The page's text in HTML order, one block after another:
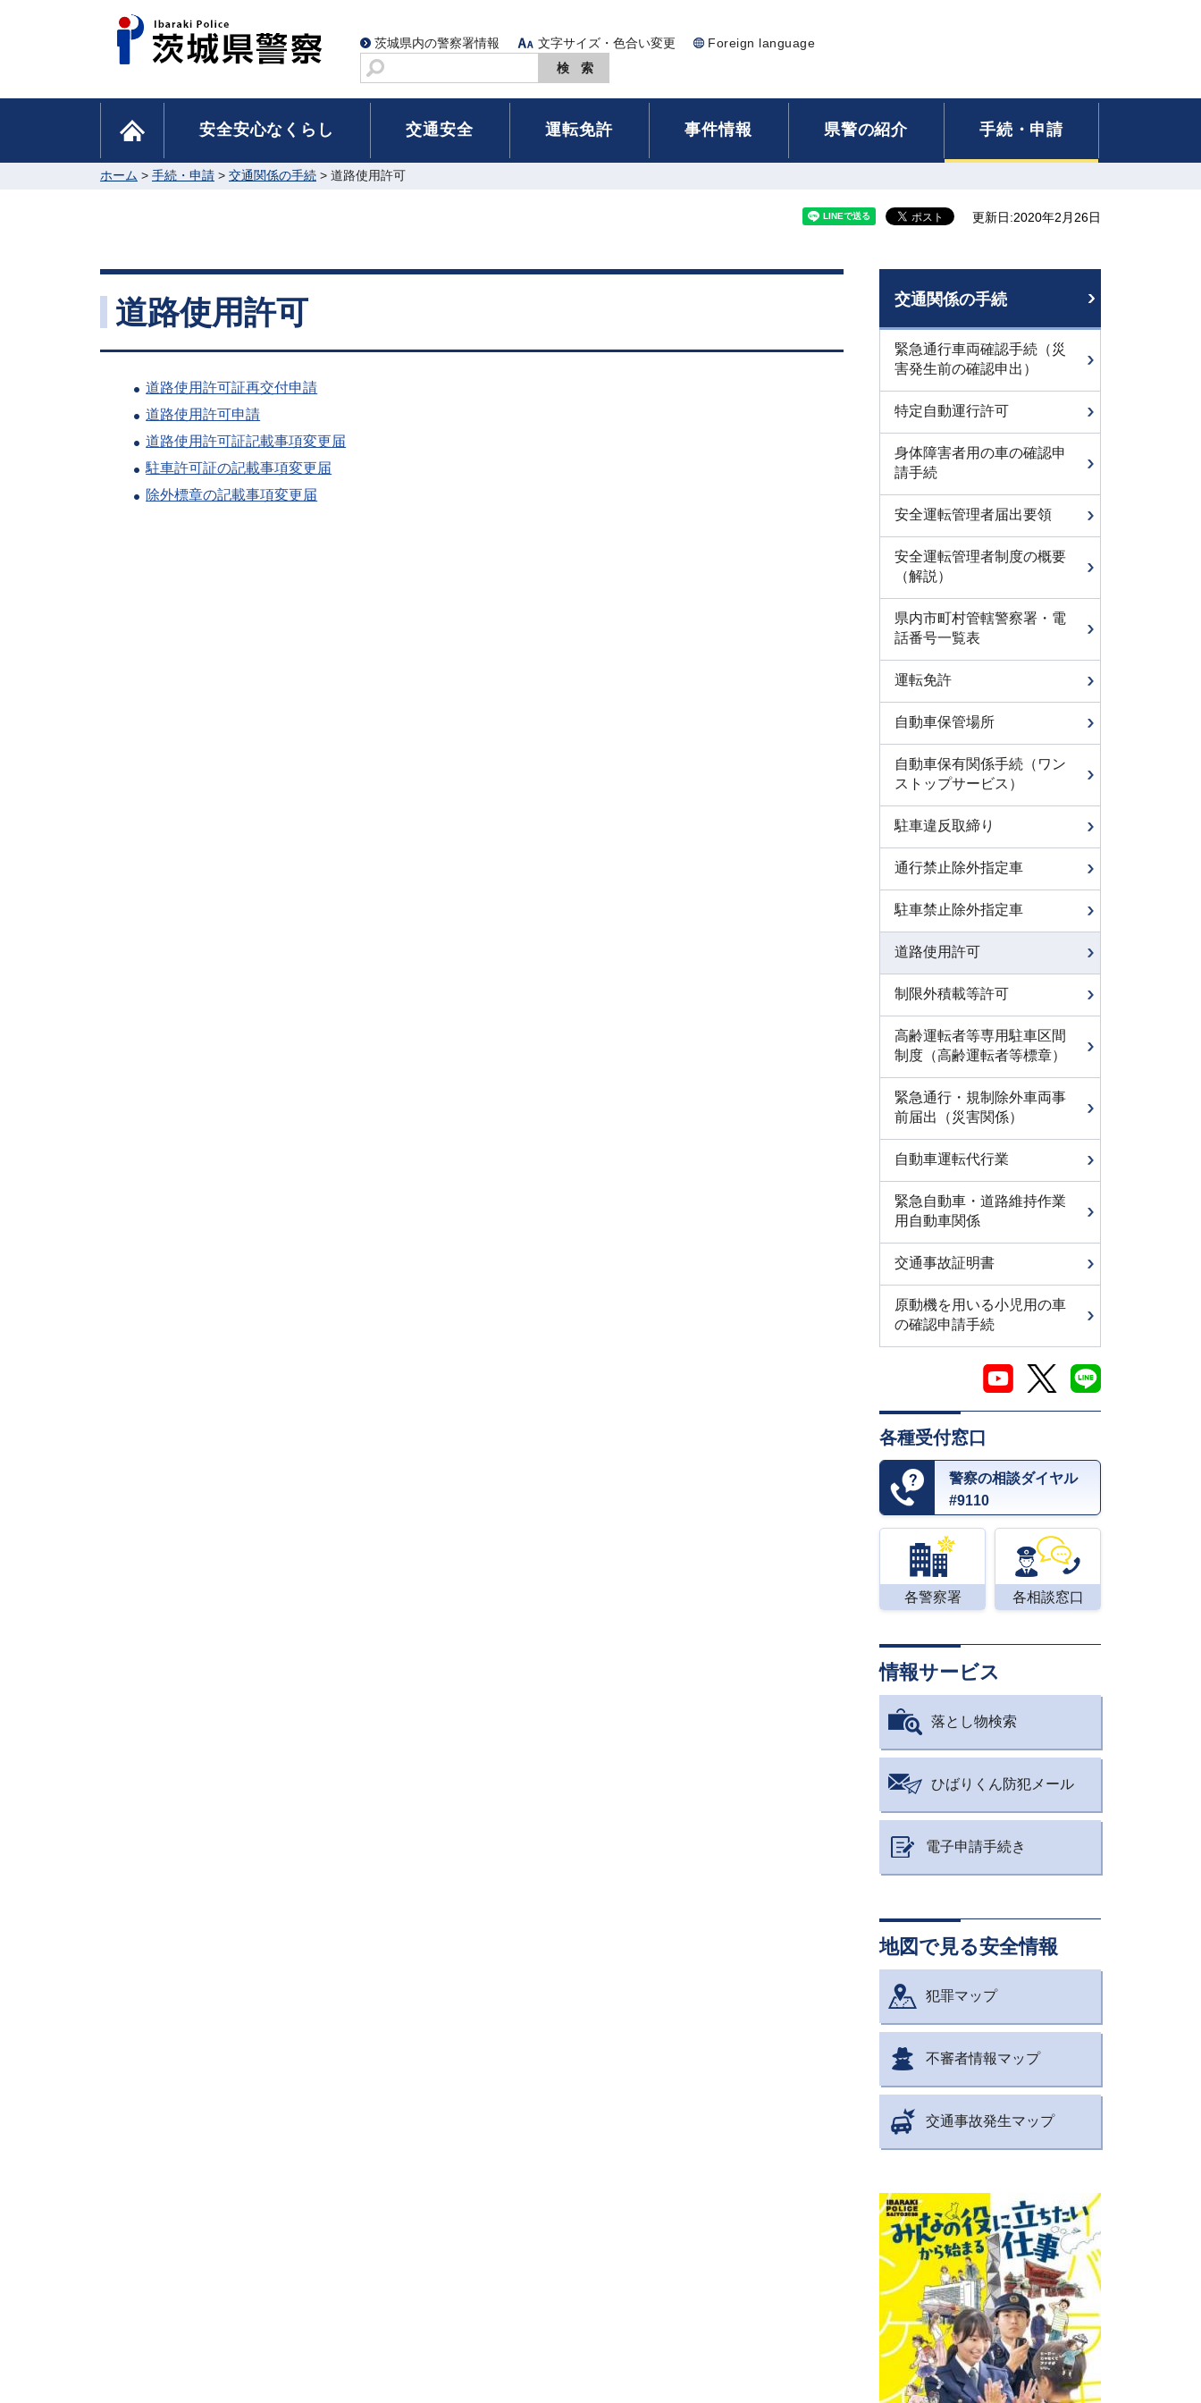
茨城県内の警察署情報 文字サイズ・色合い変更
Foreign language
サ
索
home 安全安心なくらし 交通安全 運転免許 事件情報 県警の紹介 手続・申請
ホーム > 手続・申請 > 交通関係の手続 > 道路使用許可
更新日:2020年2月26日
道路使用許可
道路使用許可証再交付申請
道路使用許可申請
道路使用許可証記載事項変更届
駐車許可証の記載事項変更届
除外標章の記載事項変更届
交通関係の手続
緊急通行車両確認手続（災
害発生前の確認申出）
特定自動運行許可
身体障害者用の車の確認申
請手続
安全運転管理者届出要領
安全運転管理者制度の概要
（解説）
県内市町村管轄警察署・電
話番号一覧表
運転免許
自動車保管場所
自動車保有関係手続（ワン
ストップサービス）
駐車違反取締り
通行禁止除外指定車
駐車禁止除外指定車
道路使用許可
制限外積載等許可
高齢運転者等専用駐車区間
制度（高齢運転者等標章）
緊急通行・規制除外車両事
前届出（災害関係）
自動車運転代行業
緊急自動車・道路維持作業
用自動車関係
交通事故証明書
原動機を用いる小児用の車
の確認申請手続
各種受付窓口
警察の相談ダイヤル
#9110
各警察署 各相談窓口
情報サービス
落とし物検索
ひばりくん防犯メール
電子申請手続き
地図で見る安全情報
犯罪マップ
不審者情報マップ
交通事故発生マップ